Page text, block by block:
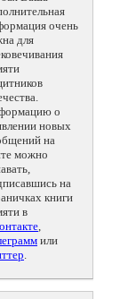
очень
для
о
новых
на
можно
на
книги
в
,
или
.